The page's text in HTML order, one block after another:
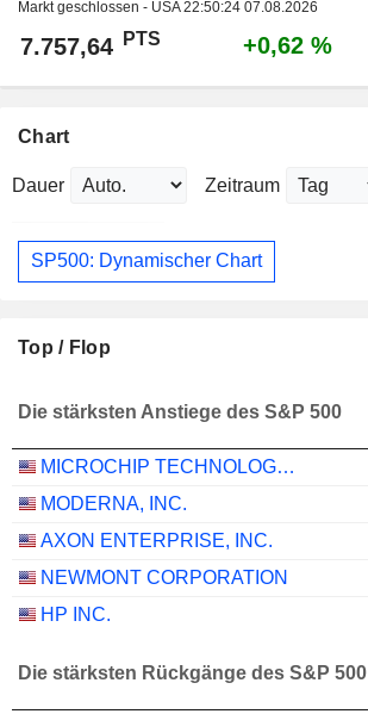
Markt geschlossen - USA22:50:24 07.08.2026
7.757,64 PTS +0,62 %
Chart
Dauer Zeitraum
SP500: Dynamischer Chart
Top / Flop
Die stärksten Anstiege des S&P 500
MICROCHIP TECHNOLOGY INCORPORATED
MODERNA, INC.
AXON ENTERPRISE, INC.
NEWMONT CORPORATION
HP INC.
Die stärksten Rückgänge des S&P 500